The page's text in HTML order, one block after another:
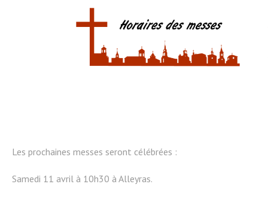
Les prochaines messes seront célébrées :
Samedi 11 avril à 10h30 à Alleyras.